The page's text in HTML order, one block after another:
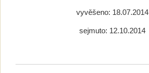
vyvěšeno: 18.07.2014
sejmuto: 12.10.2014